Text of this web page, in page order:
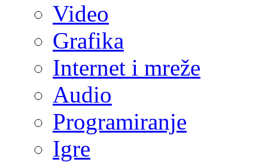
Video
Grafika
Internet i mreže
Audio
Programiranje
Igre